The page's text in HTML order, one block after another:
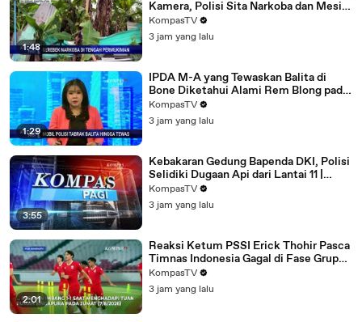
1:48
Kamera, Polisi Sita Narkoba dan Mesin
Judi | KOMPAS PAGI
KompasTV
3 jam yang lalu
1:29
IPDA M-A yang Tewaskan Balita di
Bone Diketahui Alami Rem Blong pada
Mobil | KOMPAS PAGI
KompasTV
3 jam yang lalu
3:55
Kebakaran Gedung Bapenda DKI, Polisi
Selidiki Dugaan Api dari Lantai 11 |
KOMPAS PAGI
KompasTV
3 jam yang lalu
2:01
Reaksi Ketum PSSI Erick Thohir Pasca
Timnas Indonesia Gagal di Fase Grup
Piala AFF 2026
KompasTV
3 jam yang lalu